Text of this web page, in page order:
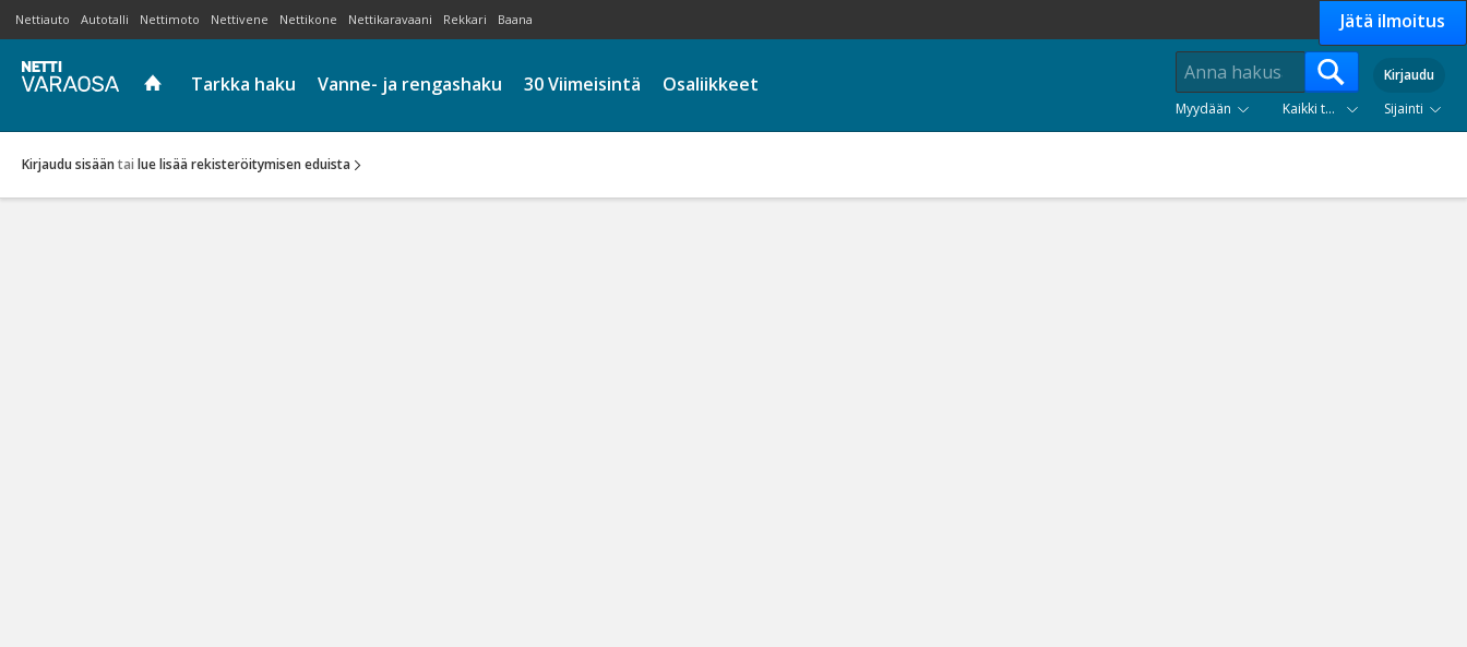
Nettiauto Autotalli Nettimoto Nettivene Nettikone Nettikaravaani Rekkari Baana Jätä ilmoitus
Tarkka haku Vanne- ja rengashaku 30 Viimeisintä Osaliikkeet
Kirjaudu
Myydään
Kaikki tuoteryhmät Sijainti
Kirjaudu sisään tai lue lisää rekisteröitymisen eduista